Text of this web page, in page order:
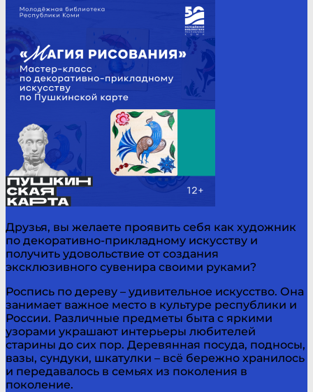
Друзья, вы желаете проявить себя как художник
по декоративно-прикладному искусству и
получить удовольствие от создания
эксклюзивного сувенира своими руками?
Роспись по дереву – удивительное искусство. Она
занимает важное место в культуре республики и
России. Различные предметы быта с яркими
узорами украшают интерьеры любителей
старины до сих пор. Деревянная посуда, подносы,
вазы, сундуки, шкатулки – всё бережно хранилось
и передавалось в семьях из поколения в
поколение.